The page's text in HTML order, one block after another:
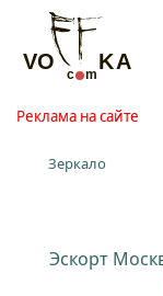
Реклама на сайте
Зеркало
Эскорт